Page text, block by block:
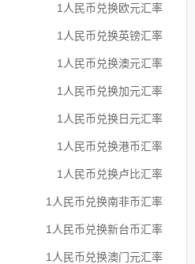
1人民币兑换欧元汇率
1人民币兑换英镑汇率
1人民币兑换澳元汇率
1人民币兑换加元汇率
1人民币兑换日元汇率
1人民币兑换港币汇率
1人民币兑换卢比汇率
1人民币兑换南非币汇率
1人民币兑换新台币汇率
1人民币兑换澳门元汇率